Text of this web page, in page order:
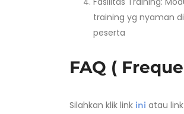
training yg nyaman
peserta
FAQ (
Silahkan klik link ini atau link